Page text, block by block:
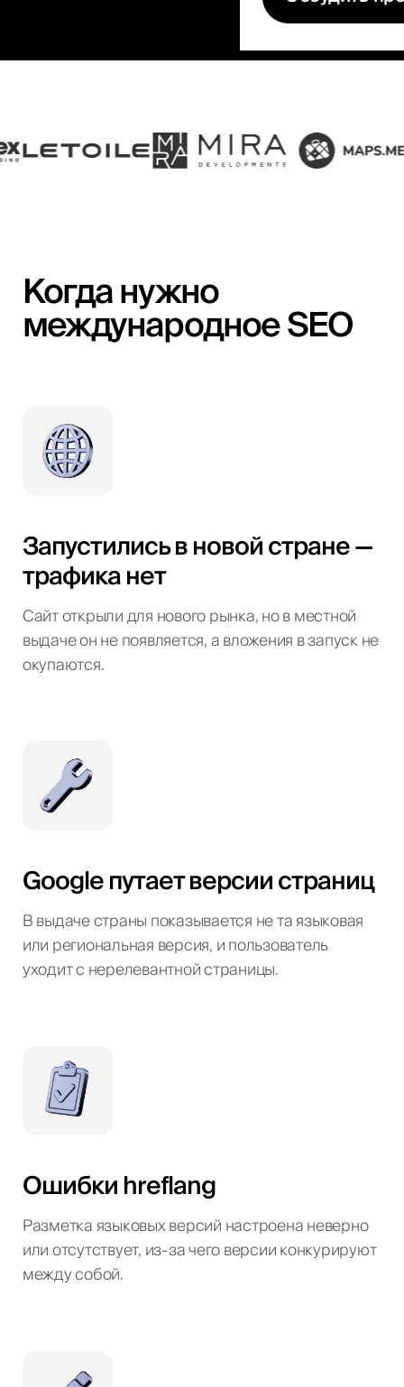
Когда нужно
международное SEO
Запустились в новой стране —
трафика нет
Сайт открыли для нового рынка, но в местной
выдаче он не появляется, а вложения в запуск не
окупаются.
Google путает версии страниц
В выдаче страны показывается не та языковая
или региональная версия, и пользователь
уходит с нерелевантной страницы.
Ошибки hreflang
Разметка языковых версий настроена неверно
или отсутствует, из-за чего версии конкурируют
между собой.